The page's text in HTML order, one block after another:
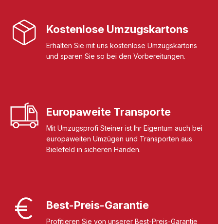
Kostenlose Umzugskartons
Erhalten Sie mit uns kostenlose Umzugskartons
und sparen Sie so bei den Vorbereitungen.
Europaweite Transporte
Mit Umzugsprofi Steiner ist Ihr Eigentum auch bei
europaweiten Umzügen und Transporten aus
Bielefeld in sicheren Händen.
Best-Preis-Garantie
Profitieren Sie von unserer Best-Preis-Garantie